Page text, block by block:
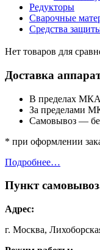
Редукторы
Сварочные
Средства
Нет товаров для
Доставка
В пределах
За пределами
Самовывоз —
* при оформлении
Подробнее…
Пункт
Адрес:
г. Москва,